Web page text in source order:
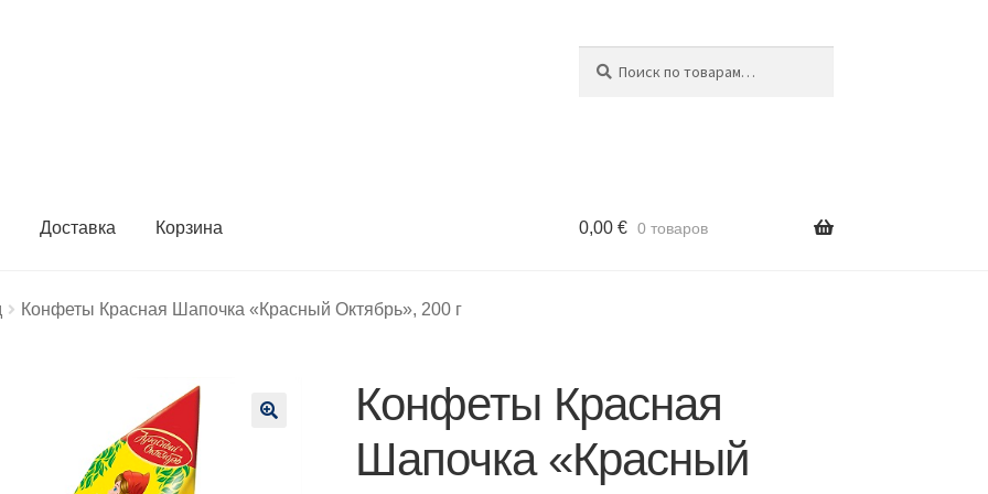
Доставка Корзина 0,00 € 0 товаров
Конфеты Красная Шапочка «Красный Октябрь», 200 г
Конфеты Красная
Шапочка «Красный